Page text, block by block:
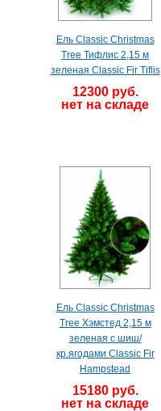
Ель Classic Christmas
Tree Тифлис 2,15 м
зеленая Classic Fir Tiflis
12300 руб.
нет на складе
Ель Classic Christmas
Tree Хэмстед 2,15 м
зеленая с шиш/
кр.ягодами Classic Fir
Hampstead
15180 руб.
нет на складе